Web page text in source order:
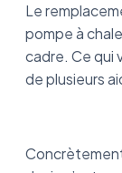
Le
pompe à
cadre. Ce qui
de plusieurs